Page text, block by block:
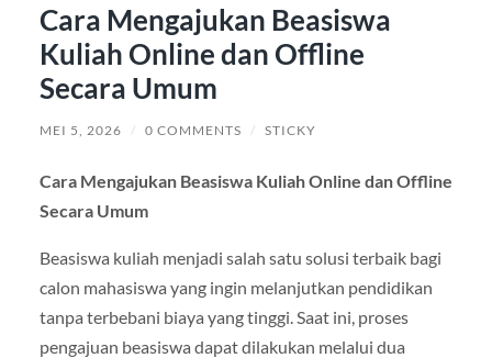
Cara Mengajukan Beasiswa
Kuliah Online dan Offline
Secara Umum
MEI 5, 2026 / 0 COMMENTS / STICKY
Cara Mengajukan Beasiswa Kuliah Online dan Offline
Secara Umum
Beasiswa kuliah menjadi salah satu solusi terbaik bagi
calon mahasiswa yang ingin melanjutkan pendidikan
tanpa terbebani biaya yang tinggi. Saat ini, proses
pengajuan beasiswa dapat dilakukan melalui dua